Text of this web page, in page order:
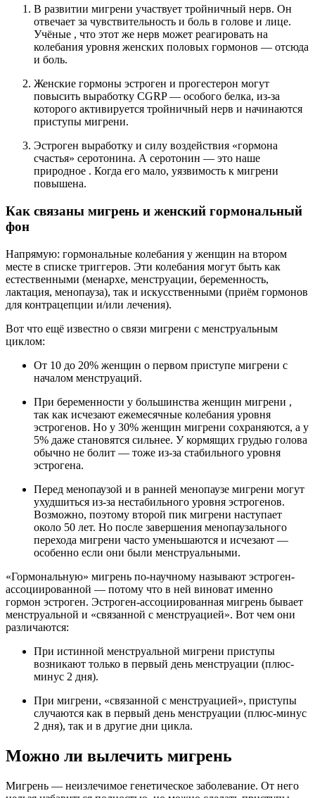
В развитии мигрени участвует тройничный нерв. Он
отвечает за чувствительность и боль в голове и лице.
Учёные , что этот же нерв может реагировать на
колебания уровня женских половых гормонов — отсюда
и боль.
Женские гормоны эстроген и прогестерон могут
повысить выработку CGRP — особого белка, из-за
которого активируется тройничный нерв и начинаются
приступы мигрени.
Эстроген выработку и силу воздействия «гормона
счастья» серотонина. А серотонин — это наше
природное . Когда его мало, уязвимость к мигрени
повышена.
Как связаны мигрень и женский гормональный
фон
Напрямую: гормональные колебания у женщин на втором
месте в списке триггеров. Эти колебания могут быть как
естественными (менархе, менструации, беременность,
лактация, менопауза), так и искусственными (приём гормонов
для контрацепции и/или лечения).
Вот что ещё известно о связи мигрени с менструальным
циклом:
От 10 до 20% женщин о первом приступе мигрени с
началом менструаций.
При беременности у большинства женщин мигрени ,
так как исчезают ежемесячные колебания уровня
эстрогенов. Но у 30% женщин мигрени сохраняются, а у
5% даже становятся сильнее. У кормящих грудью голова
обычно не болит — тоже из-за стабильного уровня
эстрогена.
Перед менопаузой и в ранней менопаузе мигрени могут
ухудшиться из-за нестабильного уровня эстрогенов.
Возможно, поэтому второй пик мигрени наступает
около 50 лет. Но после завершения менопаузального
перехода мигрени часто уменьшаются и исчезают —
особенно если они были менструальными.
«Гормональную» мигрень по-научному называют эстроген-
ассоциированной — потому что в ней виноват именно
гормон эстроген. Эстроген-ассоциированная мигрень бывает
менструальной и «связанной с менструацией». Вот чем они
различаются:
При истинной менструальной мигрени приступы
возникают только в первый день менструации (плюс-
минус 2 дня).
При мигрени, «связанной с менструацией», приступы
случаются как в первый день менструации (плюс-минус
2 дня), так и в другие дни цикла.
Можно ли вылечить мигрень
Мигрень — неизлечимое генетическое заболевание. От него